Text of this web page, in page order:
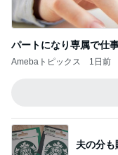
パートになり専属で仕
Amebaトピックス 1日前
夫の分